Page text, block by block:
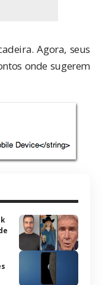
Agora, seus
onde sugerem